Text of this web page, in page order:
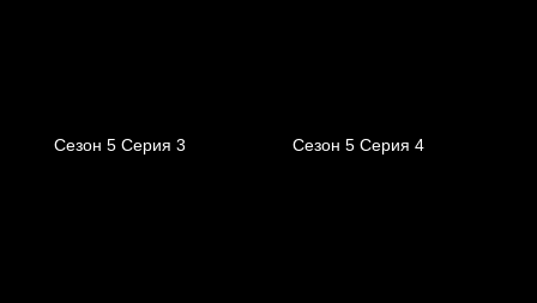
Сезон 5 Серия 3 Сезон 5 Серия 4